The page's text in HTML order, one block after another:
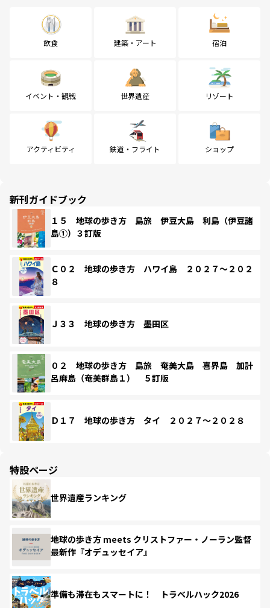
飲食 建築・アート 宿泊
イベント・観戦 世界遺産 リゾート
アクティビティ 鉄道・フライト ショップ
新刊ガイドブック
１５ 地球の歩き方 島旅 伊豆大島 利島（伊豆諸
島①）３訂版
Ｃ０２ 地球の歩き方 ハワイ島 ２０２７～２０２
８
Ｊ３３ 地球の歩き方 墨田区
０２ 地球の歩き方 島旅 奄美大島 喜界島 加計
呂麻島（奄美群島１） ５訂版
Ｄ１７ 地球の歩き方 タイ ２０２７～２０２８
特設ページ
世界遺産ランキング
地球の歩き方 meets クリストファー・ノーラン監督
最新作『オデュッセイア』
準備も滞在もスマートに！ トラベルハック2026